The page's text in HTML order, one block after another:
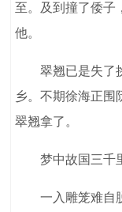
至。及到撞了倭子
他。
翠翘已是失了挑
乡。不期徐海正围
翠翘拿了。
梦中故国三千里
一入雕笼难自脱